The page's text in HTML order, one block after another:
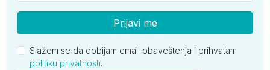
Prijavi me
Slažem se da dobijam email obaveštenja i prihvatam
politiku privatnosti.